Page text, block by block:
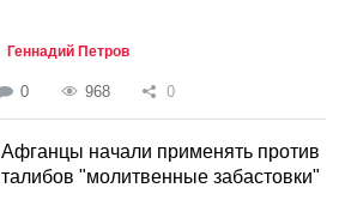
Геннадий Петров
0 968 0
Афганцы начали применять против
талибов "молитвенные забастовки"